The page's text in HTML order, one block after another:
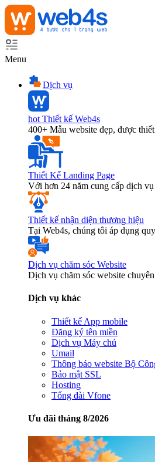
Menu
Dịch vụ
hot Thiết kế Web4s
400+ Mẫu website đẹp, được
Thiết Kế Landing Page
Với hơn 24 năm cung cấp dịch
Thiết kế nhận diện thương hiệu
Tại Web4s, chúng tôi áp dụng
Dịch vụ chăm sóc Website
Dịch vụ chăm sóc website
Dịch vụ khác
Thiết kế App mobile
Đăng ký tên miền
Dịch vụ Máy chủ
Umail
Thông báo website Bộ
Bảo mật SSL
Hosting
Tổng đài Vfone
Ưu đãi tháng 8/2026